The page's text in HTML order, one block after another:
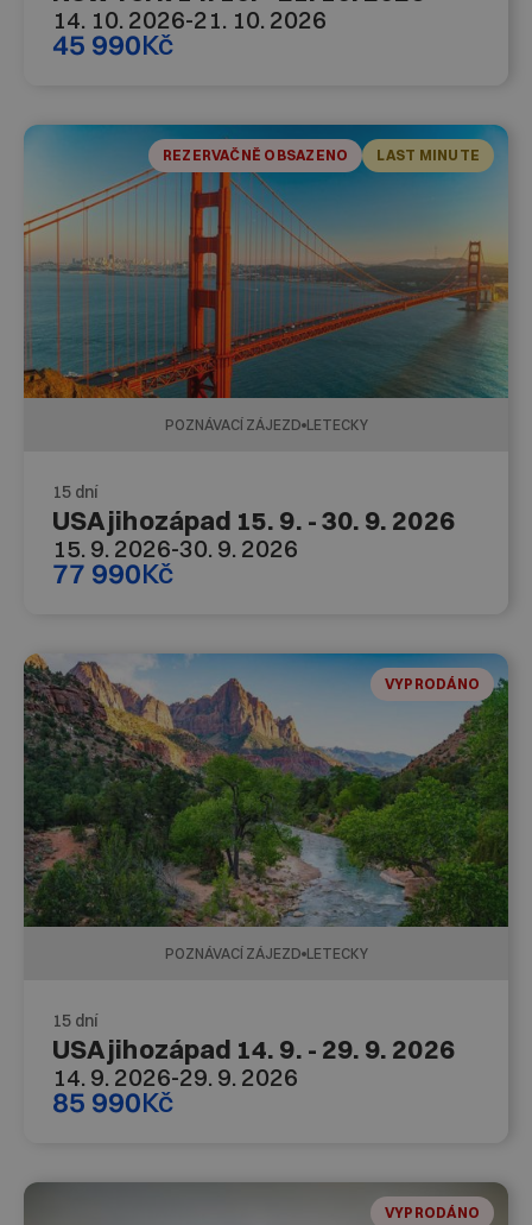
14. 10. 2026-21. 10. 2026
45 990Kč
REZERVAČNĚ OBSAZENO LAST MINUTE
POZNÁVACÍ ZÁJEZD LETECKY
15 dní
USA jihozápad 15. 9. - 30. 9. 2026
15. 9. 2026-30. 9. 2026
77 990Kč
VYPRODÁNO
POZNÁVACÍ ZÁJEZD LETECKY
15 dní
USA jihozápad 14. 9. - 29. 9. 2026
14. 9. 2026-29. 9. 2026
85 990Kč
VYPRODÁNO